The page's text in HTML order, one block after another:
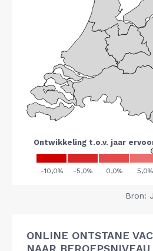
Bron:
ONLINE ONTSTANE
NAAR BEROEPSNIVEAU